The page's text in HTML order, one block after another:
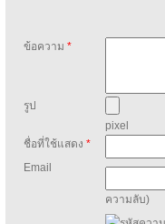
ข้อความ *
รูป
pixel
ชื่อที่ใช้แสดง *
Email
ความลับ)